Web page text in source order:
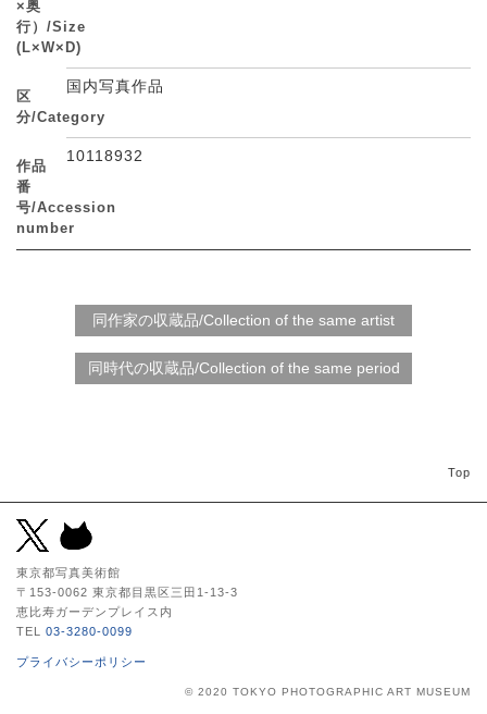
×奥
行）/Size
(L×W×D)
区
分/Category
国内写真作品
作品
番
号/Accession
number
10118932
Top
東京都写真美術館
〒153-0062 東京都目黒区三田1-13-3
恵比寿ガーデンプレイス内
TEL 03-3280-0099
プライバシーポリシー
© 2020 TOKYO PHOTOGRAPHIC ART MUSEUM